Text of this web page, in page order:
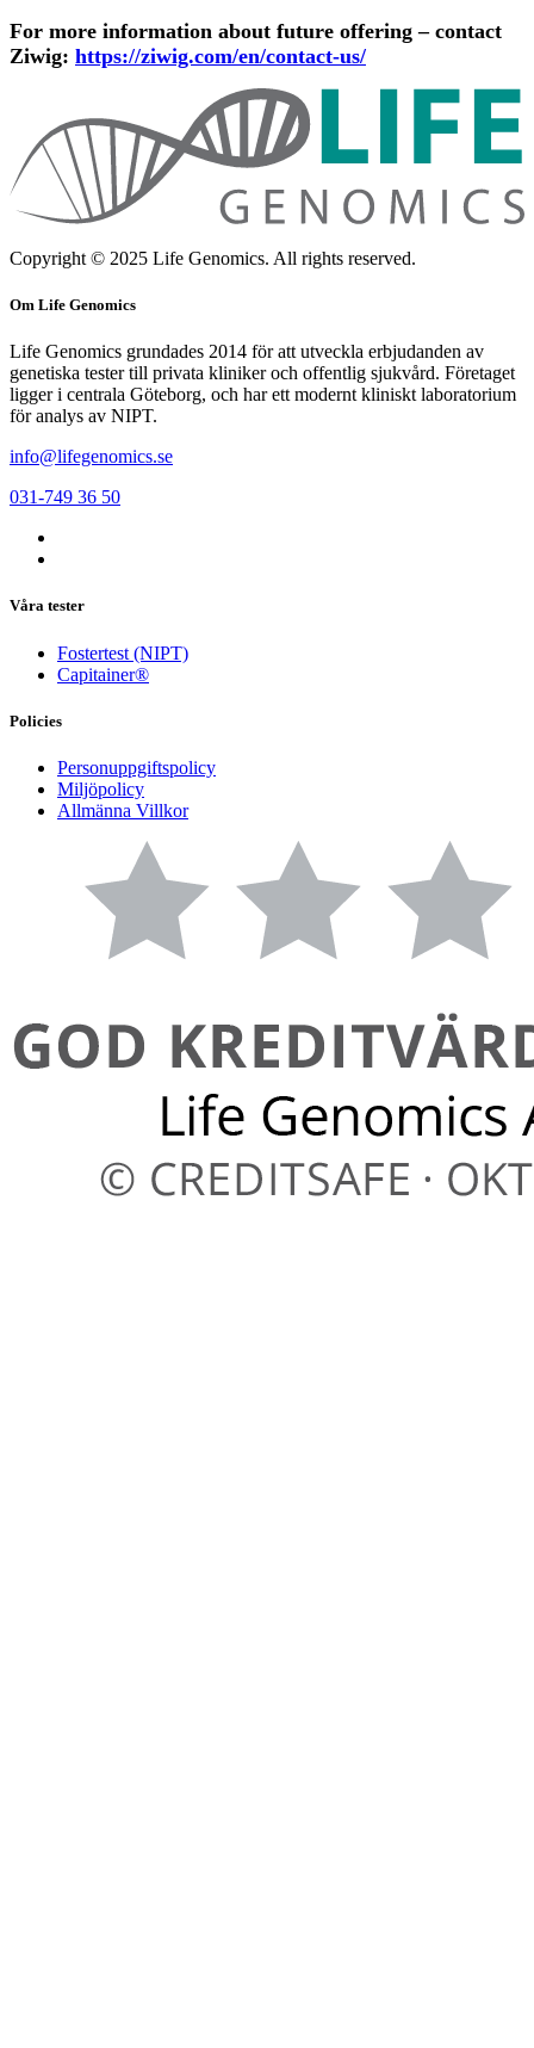
For more information about future offering – contact
Ziwig: https://ziwig.com/en/contact-us/
Copyright © 2025 Life Genomics. All rights reserved.
Om Life Genomics
Life Genomics grundades 2014 för att utveckla erbjudanden av
genetiska tester till privata kliniker och offentlig sjukvård. Företaget
ligger i centrala Göteborg, och har ett modernt kliniskt laboratorium
för analys av NIPT.
info@lifegenomics.se
031-749 36 50
Våra tester
Fostertest (NIPT)
Capitainer®
Policies
Personuppgiftspolicy
Miljöpolicy
Allmänna Villkor